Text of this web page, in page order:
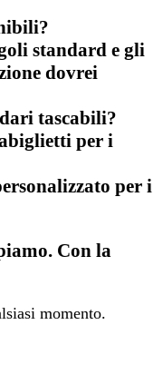
standard e gli
dovrei
tascabili?
per i
per i
Con la
momento.